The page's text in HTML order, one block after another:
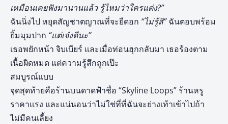
เหมือนเคยฟังมานานแล้ว รู้ไหมว่าใครแต่ง?”
ฉันนิ่งไป หยุดสัญชาตญาณที่จะยืดอก “ไม่รู้สิ”ฉันตอบพร้อม
ยิ้มมุมปาก “แต่เจ๋งดีนะ”
เธอพยักหน้า จิบเบียร์ และเมื่อท่อนฮุกกลับมา เธอร้องตาม
เนื้อผิดหมด แต่ความรู้สึกถูกเป๊ะ
สมบูรณ์แบบ
จุดสุดท้ายคือร้านบนดาดฟ้าชื่อ “Skyline Loops” ร้านหรู
ราคาแรง และแน่นอนว่าไม่ใช่ที่ที่ฉันจะย่างเท้าเข้าไปถ้า
ไม่มีคนเลี้ยง